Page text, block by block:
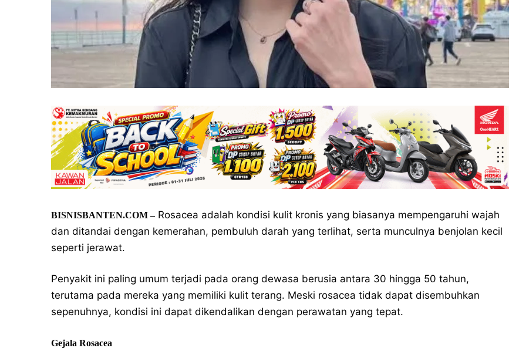
BISNISBANTEN.COM –Rosacea adalah kondisi kulit kronis yang biasanya mempengaruhi wajah
dan ditandai dengan kemerahan, pembuluh darah yang terlihat, serta munculnya benjolan kecil
seperti jerawat.
Penyakit ini paling umum terjadi pada orang dewasa berusia antara 30 hingga 50 tahun,
terutama pada mereka yang memiliki kulit terang. Meski rosacea tidak dapat disembuhkan
sepenuhnya, kondisi ini dapat dikendalikan dengan perawatan yang tepat.
Gejala Rosacea